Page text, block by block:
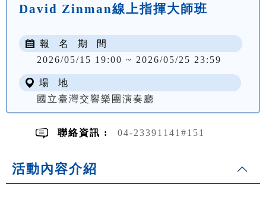
David Zinman線上指揮大師班
報 名 期 間
2026/05/15 19:00 ~ 2026/05/25 23:59
場 地
國立臺灣交響樂團演奏廳
聯絡資訊 : 04-23391141#151
活動內容介紹